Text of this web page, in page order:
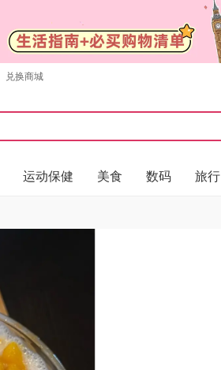
兑换商城
运动保健 美食 数码 旅行